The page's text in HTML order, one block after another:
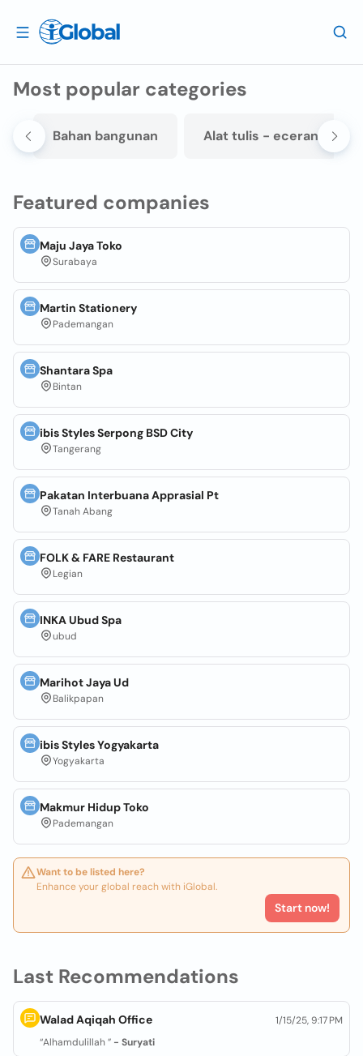
Most popular categories
Bahan bangunan Alat tulis - eceran
Featured companies
Maju Jaya Toko
Surabaya
Martin Stationery
Pademangan
Shantara Spa
Bintan
ibis Styles Serpong BSD City
Tangerang
Pakatan Interbuana Apprasial Pt
Tanah Abang
FOLK & FARE Restaurant
Legian
INKA Ubud Spa
ubud
Marihot Jaya Ud
Balikpapan
ibis Styles Yogyakarta
Yogyakarta
Makmur Hidup Toko
Pademangan
Want to be listed here?
Enhance your global reach with iGlobal.
Start now!
Last Recommendations
Walad Aqiqah Office
1/15/25, 9:17 PM
“Alhamdulillah ” - Suryati